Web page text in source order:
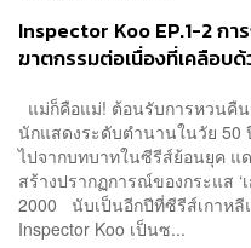
Inspector Koo EP.1-2 กา
ฆาตกรรมต่อเนื่องที่เคลือบ
แม่ก็คือแม่! ต้อนรับการหวนคื
นักแสดงระดับตำนานในวัย 50
ไปจากบทบาทในซีรีส์ย้อนยุค แ
สร้างปรากฏการณ์ของกระแส ‘
2000 นับเป็นอีกปีที่ซีรีส์เกาห
Inspector Koo เป็นซ...